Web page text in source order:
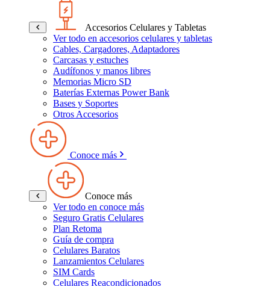
Accesorios Celulares y Tabletas
Ver todo en accesorios celulares y tabletas
Cables, Cargadores, Adaptadores
Carcasas y estuches
Audífonos y manos libres
Memorias Micro SD
Baterías Externas Power Bank
Bases y Soportes
Otros Accesorios
Conoce más
Conoce más
Ver todo en conoce más
Seguro Gratis Celulares
Plan Retoma
Guía de compra
Celulares Baratos
Lanzamientos Celulares
SIM Cards
Celulares Reacondicionados